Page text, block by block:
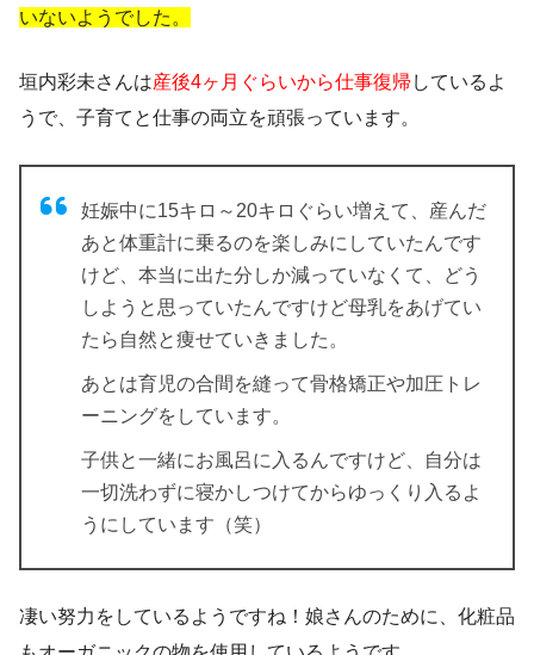
いないようでした。
垣内彩未さんは産後4ヶ月ぐらいから仕事復帰 しているよ
うで、子育てと仕事の両立を頑張っています。
妊娠中に15キロ～20キロぐらい増えて 、産んだ
あと体重計に乗るのを楽しみにしていたんです
けど、本当に出た分しか減っていなくて、どう
しようと思っていたんですけど母乳をあげてい
たら自然と痩せていきました。
あとは育児の合間を縫って骨格矯正や加圧トレ
ーニングをしています。
子供と一緒にお風呂に入るんですけど、自分は
一切洗わずに寝かしつけてからゆっくり入るよ
うにしています（笑）
凄い努力をしているようですね！娘さんのために、化粧品